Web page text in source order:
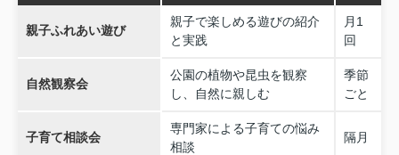
親子ふれあい遊び
親子で楽しめる遊びの紹介
と実践
月1
回
自然観察会
公園の植物や昆虫を観察
し、自然に親しむ
季節
ごと
子育て相談会
専門家による子育ての悩み
相談
隔月